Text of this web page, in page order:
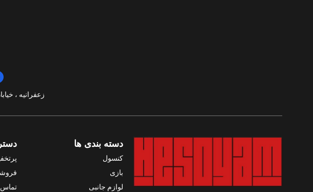
سال
زعفرانیه ،
دسته بندی ها
کنسول
بازی
لوازم جانبی
تماس